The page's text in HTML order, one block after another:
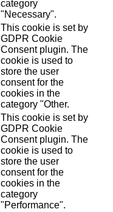
category
"Necessary".
This cookie is set by
GDPR Cookie
Consent plugin. The
cookie is used to
store the user
consent for the
cookies in the
category "Other.
This cookie is set by
GDPR Cookie
Consent plugin. The
cookie is used to
store the user
consent for the
cookies in the
category
"Performance".